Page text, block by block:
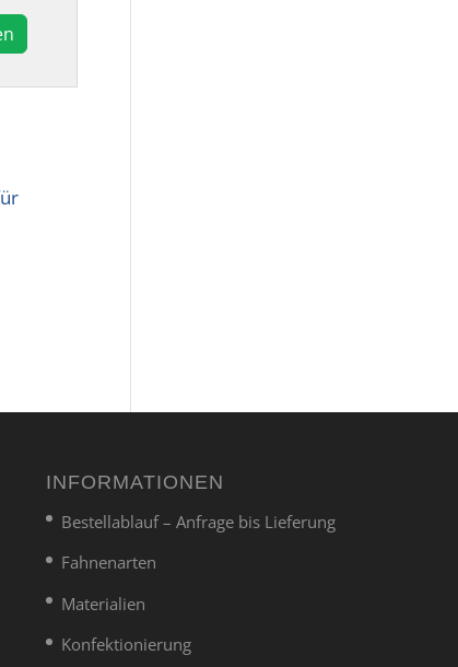
INFORMATIONEN
Bestellablauf – Anfrage bis Lieferung
Fahnenarten
Materialien
Konfektionierung